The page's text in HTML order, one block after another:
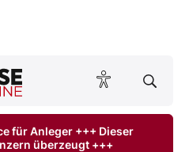
ONLINE lesen
für Anleger +++ Dieser
überzeugt +++